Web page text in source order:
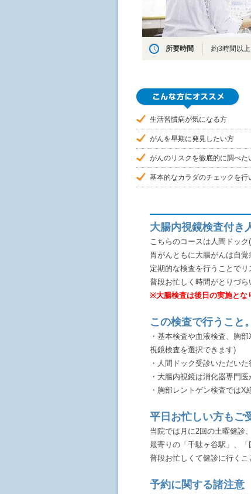
所要時間 約3時間以
生活習慣病が気になる方
がんを早期に発見したい方
がんのリスクを徹底的に調べた
基本的なカラダのチェックを行
大腸内視鏡検査付き
こちらのコースは人間ドッ
胃がんともに大腸がんは自
定期的な検査を行うことで
普段お忙しく時間がとりづら
※大腸検査は後日の実施とな
この検査で行うこと。
・基本検査や血液検査、胸
視鏡検査を選択できます)
・人間ドック受診いただい
・大腸内視鏡は消化器専門医
・胸部レントゲン検査ではX
平日お忙しい方もご
当院では月に2回の土曜健診
最寄りの「千駄ヶ谷駅」、「
普段お忙しくて健診に行くこ
予約に関する諸注意